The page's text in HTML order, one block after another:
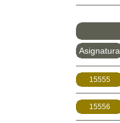
Asignatura
15555
15556